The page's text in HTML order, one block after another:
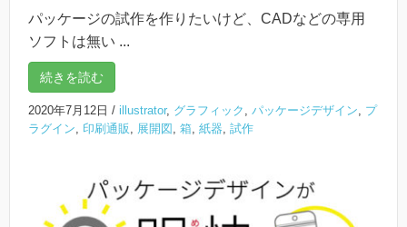
パッケージの試作を作りたいけど、CADなどの専用
ソフトは無い ...
続きを読む
2020年7月12日 / illustrator, グラフィック パッケージデザイン
プ
ラグイン
印刷通販 展開図 箱 紙器 試作